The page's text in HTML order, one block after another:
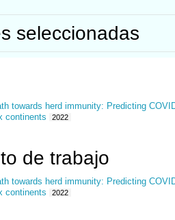
seleccionadas
towards herd immunity: Predicting
continents
2022
de trabajo
towards herd immunity: Predicting
continents
2022